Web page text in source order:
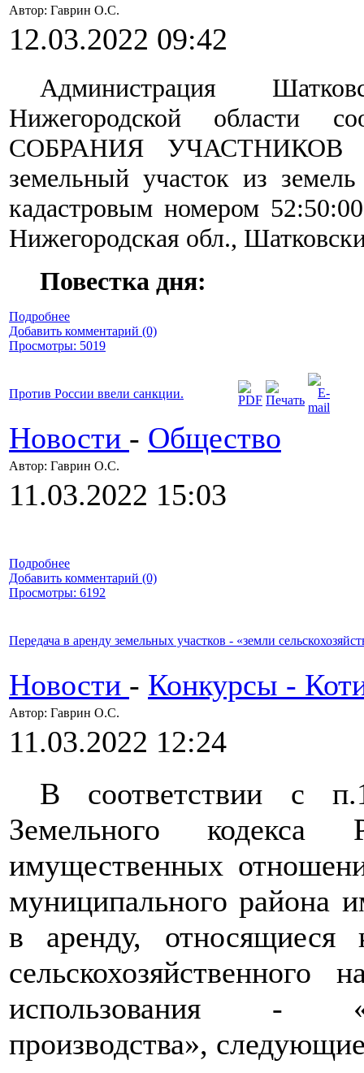
Автор: Гаврин О.C.
12.03.2022 09:42
Администрация
Нижегородской области
СОБРАНИЯ
земельный участок из земель
кадастровым номером
Нижегородская обл.,
Повестка дня:
Подробнее
Добавить комментарий (0)
Просмотры: 5019
Против России ввели санкции.
Новости - Общество
Автор: Гаврин О.C.
11.03.2022 15:03
Подробнее
Добавить комментарий (0)
Просмотры: 6192
Передача в аренду земельных участков - «земли
Новости - Конкурсы -
Автор: Гаврин О.C.
11.03.2022 12:24
В соответствии с
Земельного
имущественных
муниципального района
в аренду, относящиеся
сельскохозяйственного
использования -
производства»,